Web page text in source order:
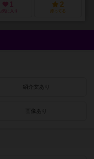
1
お気に入り
2
持ってる
紹介文あり
画像あり